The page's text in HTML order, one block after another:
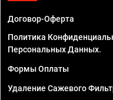
Договор-Оферта
Политика
Персональных Данных.
Формы Оплаты
Удаление Сажевого